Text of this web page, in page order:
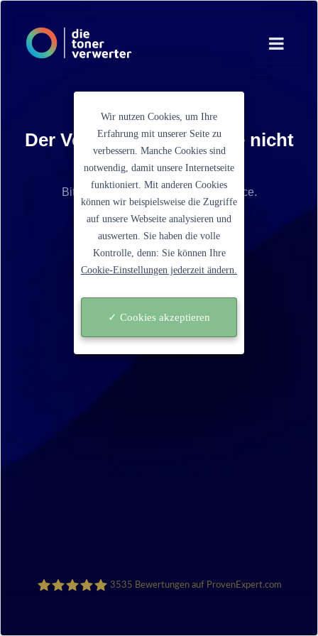
Der Verkaufspreis konnte nicht
ermittelt werden
Bitte kontaktieren Sie unseren Service.
Ein Schritt zurück gehen
3535 Bewertungen auf ProvenExpert.com
Wir nutzen Cookies, um Ihre
Erfahrung mit unserer Seite zu
verbessern. Manche Cookies sind
notwendig, damit unsere Internetseite
funktioniert. Mit anderen Cookies
können wir beispielsweise die Zugriffe
auf unsere Webseite analysieren und
auswerten. Sie haben die volle
Kontrolle, denn: Sie können Ihre
Cookie-Einstellungen jederzeit ändern.
✓ Cookies akzeptieren